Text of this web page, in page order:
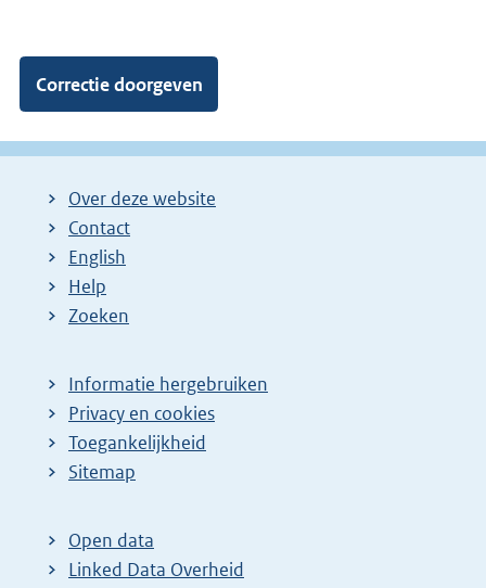
Over deze website
Contact
English
Help
Zoeken
Informatie hergebruiken
Privacy en cookies
Toegankelijkheid
Sitemap
Open data
Linked Data Overheid